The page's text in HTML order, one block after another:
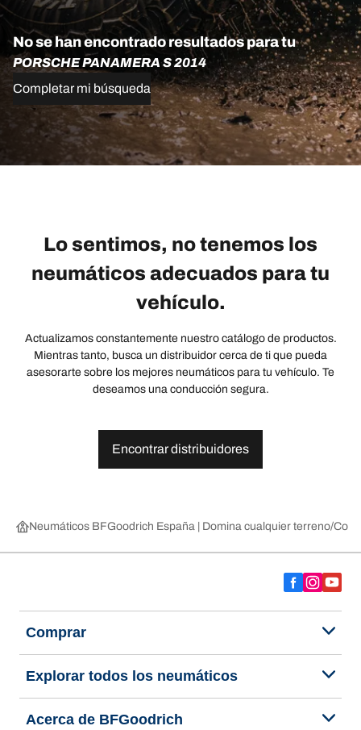
No se han encontrado resultados para tu
PORSCHE PANAMERA S 2014
Completar mi búsqueda
Lo sentimos, no tenemos los
neumáticos adecuados para tu
vehículo.
Actualizamos constantemente nuestro catálogo de productos.
Mientras tanto, busca un distribuidor cerca de ti que pueda
asesorarte sobre los mejores neumáticos para tu vehículo. Te
deseamos una conducción segura.
Encontrar distribuidores
Neumáticos BFGoodrich España | Domina cualquier terreno
Comprar
Explorar todos los neumáticos
Acerca de BFGoodrich